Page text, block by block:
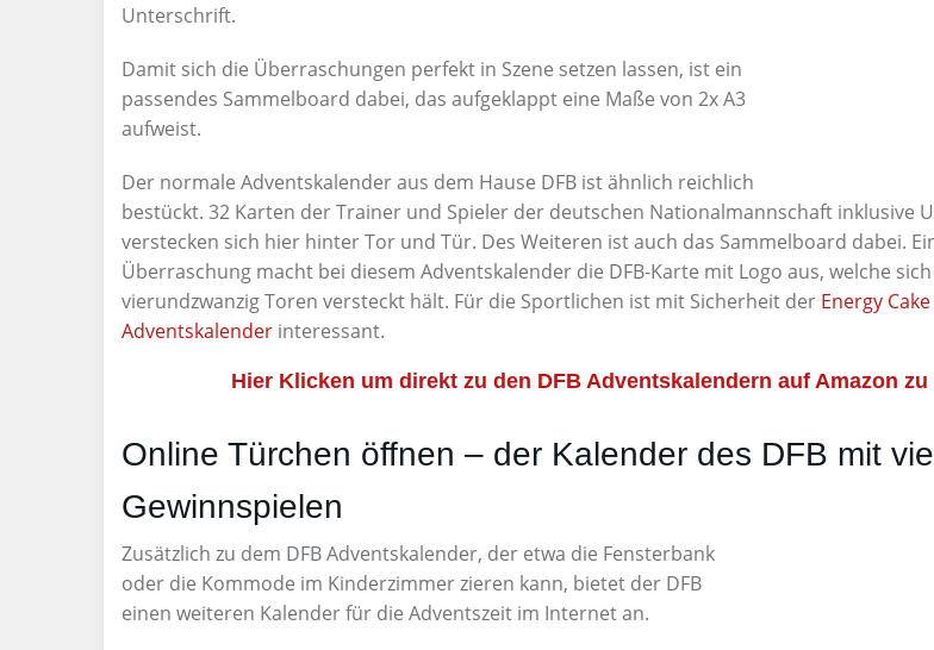
Unterschrift.
Damit sich die Überraschungen perfekt in Szene setzen lassen, ist ein
passendes Sammelboard dabei, das aufgeklappt eine Maße von 2x A3
aufweist.
Der normale Adventskalender aus dem Hause DFB ist ähnlich reichlich
bestückt. 32 Karten der Trainer und Spieler der deutschen Nationalmannschaft inklusive
verstecken sich hier hinter Tor und Tür. Des Weiteren ist auch das Sammelboard dabei.
Überraschung macht bei diesem Adventskalender die DFB-Karte mit Logo aus, welche
vierundzwanzig Toren versteckt hält. Für die Sportlichen ist mit Sicherheit der Energy Cake
Adventskalender interessant.
Hier Klicken um direkt zu den DFB Adventskalendern auf Amazon zu
Online Türchen öffnen – der Kalender des DFB mit
Gewinnspielen
Zusätzlich zu dem DFB Adventskalender, der etwa die Fensterbank
oder die Kommode im Kinderzimmer zieren kann, bietet der DFB
einen weiteren Kalender für die Adventszeit im Internet an.